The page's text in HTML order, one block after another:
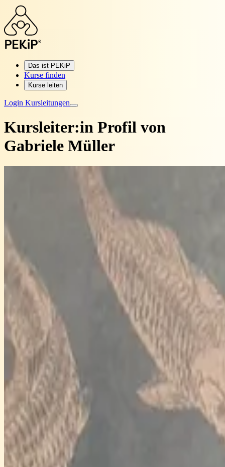
Das ist PEKiP
Kurse finden
Kurse leiten
Login Kursleitungen
Kursleiter:in Profil von
Gabriele Müller